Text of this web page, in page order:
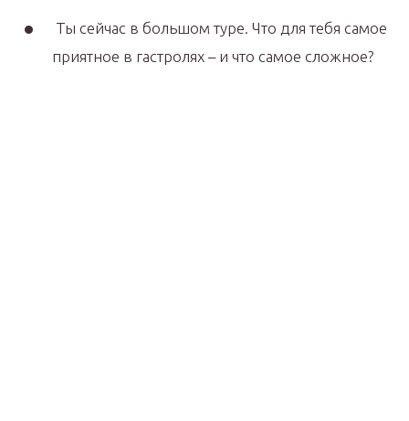
Ты сейчас в большом туре. Что для тебя самое
приятное в гастролях – и что самое сложное?